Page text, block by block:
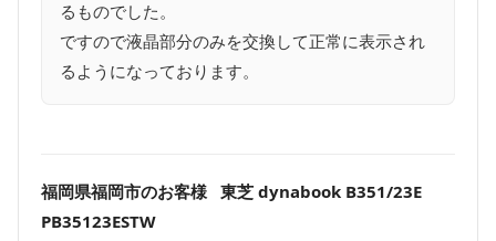
るものでした。
ですので液晶部分のみを交換して正常に表示され
るようになっております。
福岡県福岡市のお客様 東芝 dynabook B351/23E
PB35123ESTW